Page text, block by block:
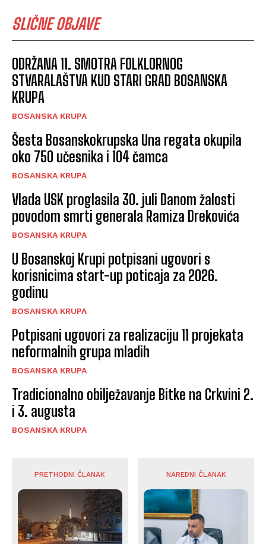
SLIČNE OBJAVE
ODRŽANA 11. SMOTRA FOLKLORNOG
STVARALAŠTVA KUD STARI GRAD BOSANSKA
KRUPA
BOSANSKA KRUPA
Šesta Bosanskokrupska Una regata okupila
oko 750 učesnika i 104 čamca
BOSANSKA KRUPA
Vlada USK proglasila 30. juli Danom žalosti
povodom smrti generala Ramiza Drekovića
BOSANSKA KRUPA
U Bosanskoj Krupi potpisani ugovori s
korisnicima start-up poticaja za 2026.
godinu
BOSANSKA KRUPA
Potpisani ugovori za realizaciju 11 projekata
neformalnih grupa mladih
BOSANSKA KRUPA
Tradicionalno obilježavanje Bitke na Crkvini 2.
i 3. augusta
BOSANSKA KRUPA
PRETHODNI ČLANAK NAREDNI ČLANAK